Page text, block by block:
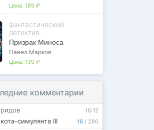
Цена: 189 ₽
Фантастический
детектив
Призрак Миноса
Павел Марков
Цена: 139 ₽
комментарии
16 / 280
16:12
симулянта III